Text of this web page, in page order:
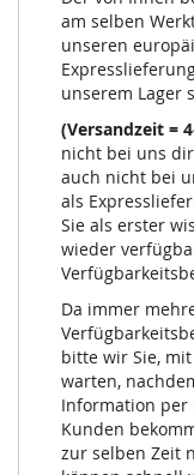
am selben
unseren
unserem Lager
(Versandzeit =
nicht bei uns
auch nicht bei
als
Sie als erster
wieder
Da immer
bitte wir Sie,
warten,
Information per
Kunden
zur selben Zeit